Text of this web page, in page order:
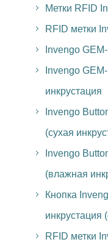
Метки RFID
RFID метки
Invengo
Invengo
инкрустация
Invengo
(сухая
Invengo
(влажная
Кнопка
инкрустация
RFID метки